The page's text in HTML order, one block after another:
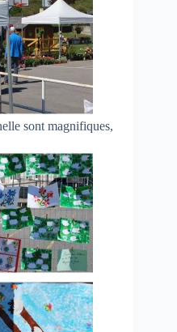
sont magnifiques,